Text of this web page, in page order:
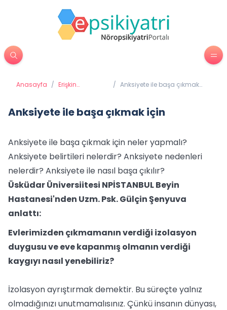
Anasayfa / Erişkin
/ Anksiyete ile başa çıkmak
Anksiyete ile başa çıkmak için
Anksiyete ile başa çıkmak için neler yapmalı?
Anksiyete belirtileri nelerdir? Anksiyete nedenleri
nelerdir? Anksiyete ile nasıl başa çıkılır?
Üsküdar Üniversiitesi NPİSTANBUL Beyin
Hastanesi'nden Uzm. Psk. Gülçin Şenyuva
anlattı:
Evlerimizden çıkmamanın verdiği izolasyon
duygusu ve eve kapanmış olmanın verdiği
kaygıyı nasıl yenebiliriz?
İzolasyon ayrıştırmak demektir. Bu süreçte yalnız
olmadığınızı unutmamalısınız. Çünkü insanın dünyası,